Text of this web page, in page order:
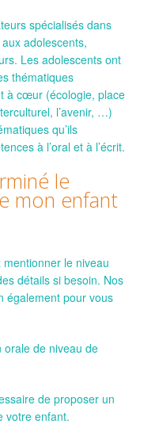
spécialisés dans
adolescents,
Les adolescents ont
thématiques
à cœur (écologie, place
l’avenir, …)
qu’ils
à l’oral et à l’écrit.
le
mon enfant
le niveau
détails si besoin. Nos
également pour vous
orale de niveau de
de proposer un
votre enfant.